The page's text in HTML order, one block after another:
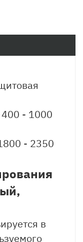
- 1000
- 2350
в